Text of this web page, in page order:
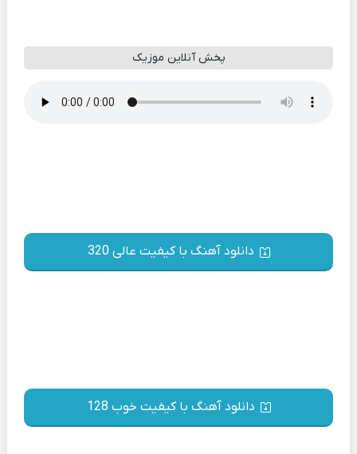
پخش آنلاین موزیک
دانلود آهنگ با کیفیت عالی 320
دانلود آهنگ با کیفیت خوب 128